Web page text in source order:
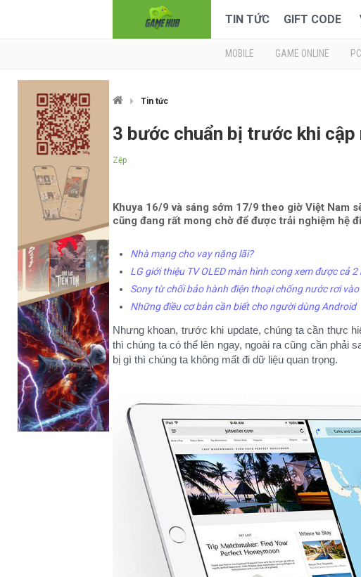
TIN TỨC GIFT CODE
MOBILE GAME ONLINE
Tin tức
3 bước chuẩn bị trước khi cập
Zệp
Khuya 16/9 và sáng sớm 17/9 theo giờ Việt Nam
cũng đang rất mong chờ để được trải nghiệm hệ
Nhà mạng cho vay nặng lãi?
LG giới thiệu TV OLED màn hình cong xem được cả 2
Sony từ chối bảo hành điện thoại chống nước rơi
Những điều cơ bản cần biết cho người dùng Android
Nhưng khoan, trước khi update, chúng ta cần thực
thì chúng ta có thể lên ngay, ngoài ra cũng cần phải
bị gì thì chúng ta không mất đi dữ liệu quan trọng.